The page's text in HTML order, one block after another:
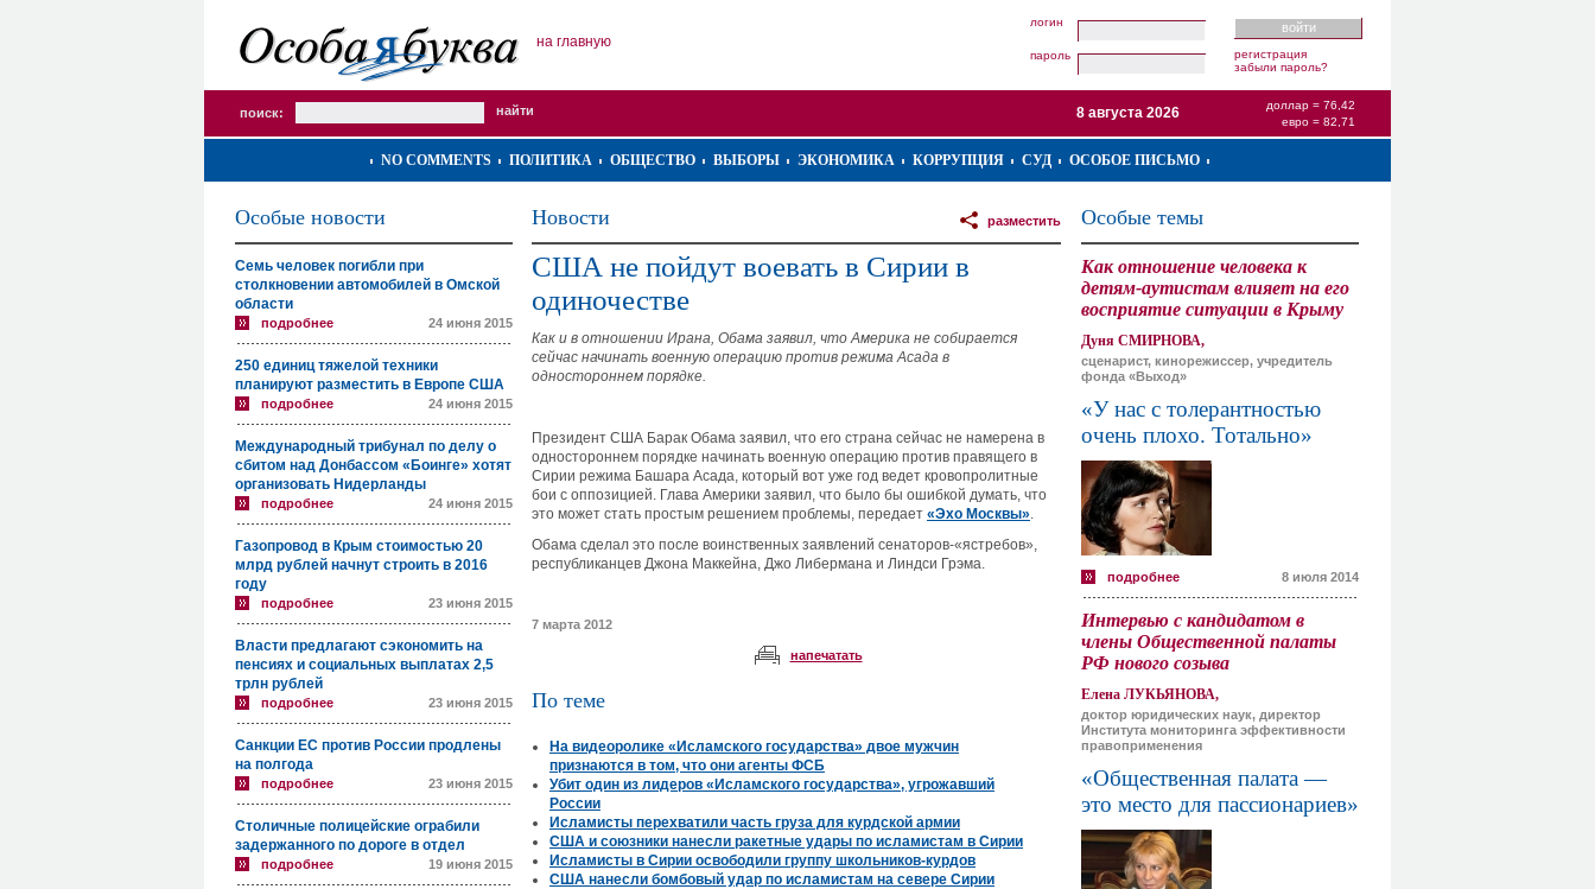
на главную
логин
пароль
регистрация
забыли пароль?
поиск:
доллар = 76,42
евро = 82,71
8 августа 2026
NO COMMENTS ПОЛИТИКА ОБЩЕСТВО ВЫБОРЫ ЭКОНОМИКА КОРРУПЦИЯ СУД ОСОБОЕ ПИСЬМО
Особые новости
Семь человек погибли при
столкновении автомобилей в Омской
области
подробнее 24 июня 2015
250 единиц тяжелой техники
планируют разместить в Европе США
подробнее 24 июня 2015
Международный трибунал по делу о
сбитом над Донбассом «Боинге» хотят
организовать Нидерланды
подробнее 24 июня 2015
Газопровод в Крым стоимостью 20
млрд рублей начнут строить в 2016
году
подробнее 23 июня 2015
Власти предлагают сэкономить на
пенсиях и социальных выплатах 2,5
трлн рублей
подробнее 23 июня 2015
Санкции ЕС против России продлены
на полгода
подробнее 23 июня 2015
Столичные полицейские ограбили
задержанного по дороге в отдел
подробнее 19 июня 2015
Новости разместить
США не пойдут воевать в Сирии в
одиночестве
Как и в отношении Ирана, Обама заявил, что Америка не собирается
сейчас начинать военную операцию против режима Асада в
одностороннем порядке.
Президент США Барак Обама заявил, что его страна сейчас не намерена в
одностороннем порядке начинать военную операцию против правящего в
Сирии режима Башара Асада, который вот уже год ведет кровопролитные
бои с оппозицией. Глава Америки заявил, что было бы ошибкой думать, что
это может стать простым решением проблемы, передает «Эхо Москвы».
Обама сделал это после воинственных заявлений сенаторов-«ястребов»,
республиканцев Джона Маккейна, Джо Либермана и Линдси Грэма.
7 марта 2012
напечатать
По теме
На видеоролике «Исламского государства» двое мужчин
признаются в том, что они агенты ФСБ
Убит один из лидеров «Исламского государства», угрожавший
России
Исламисты перехватили часть груза для курдской армии
США и союзники нанесли ракетные удары по исламистам в Сирии
Исламисты в Сирии освободили группу школьников-курдов
США нанесли бомбовый удар по исламистам на севере Сирии
Особые темы
Как отношение человека к
детям-аутистам влияет на его
восприятие ситуации в Крыму
Дуня СМИРНОВА,
сценарист, кинорежиссер, учредитель
фонда «Выход»
«У нас с толерантностью
очень плохо. Тотально»
подробнее 8 июля 2014
Интервью с кандидатом в
члены Общественной палаты
РФ нового созыва
Елена ЛУКЬЯНОВА,
доктор юридических наук, директор
Института мониторинга эффективности
правоприменения
«Общественная палата —
это место для пассионариев»